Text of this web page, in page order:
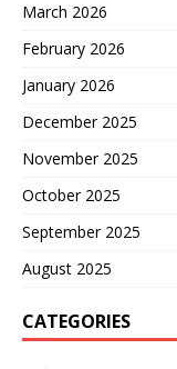
March 2026
February 2026
January 2026
December 2025
November 2025
October 2025
September 2025
August 2025
CATEGORIES